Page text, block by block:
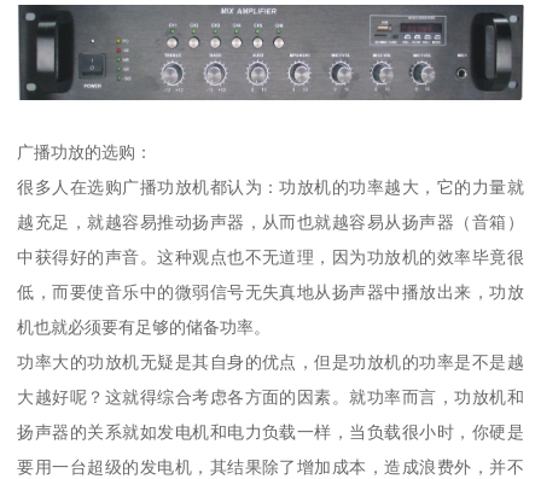
广播功放的选购：
很多人在选购广播功放机都认为：功放机的功率越大，它的力量就
越充足，就越容易推动扬声器，从而也就越容易从扬声器（音箱）
中获得好的声音。这种观点也不无道理，因为功放机的效率毕竟很
低，而要使音乐中的微弱信号无失真地从扬声器中播放出来，功放
机也就必须要有足够的储备功率。
功率大的功放机无疑是其自身的优点，但是功放机的功率是不是越
大越好呢？这就得综合考虑各方面的因素。就功率而言，功放机和
扬声器的关系就如发电机和电力负载一样，当负载很小时，你硬是
要用一台超级的发电机，其结果除了增加成本，造成浪费外，并不